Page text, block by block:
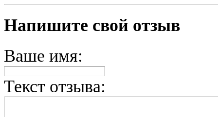
Напишите свой отзыв
Ваше имя:
Текст отзыва: